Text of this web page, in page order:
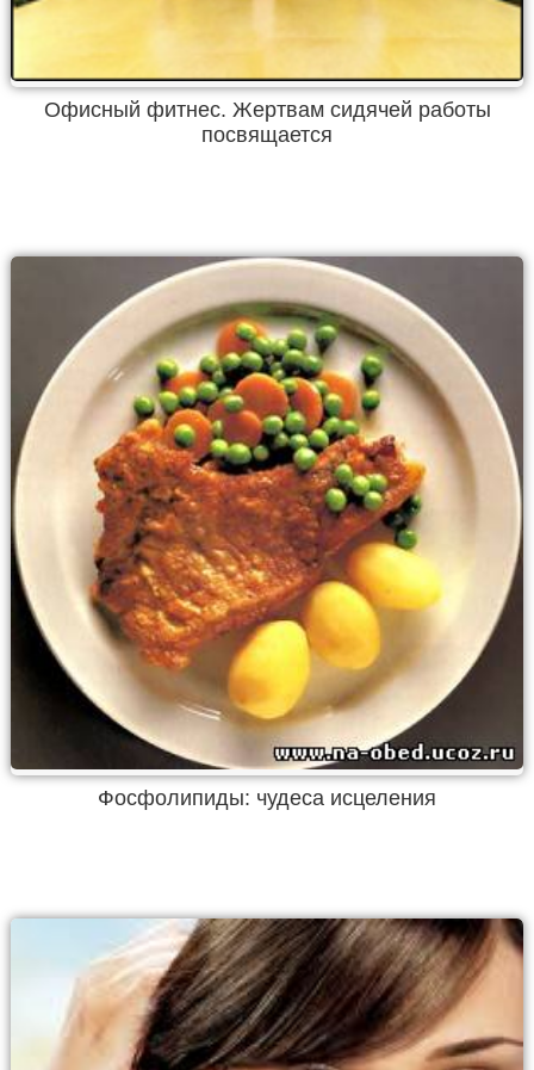
Офисный фитнес. Жертвам сидячей работы
посвящается
Фосфолипиды: чудеса исцеления